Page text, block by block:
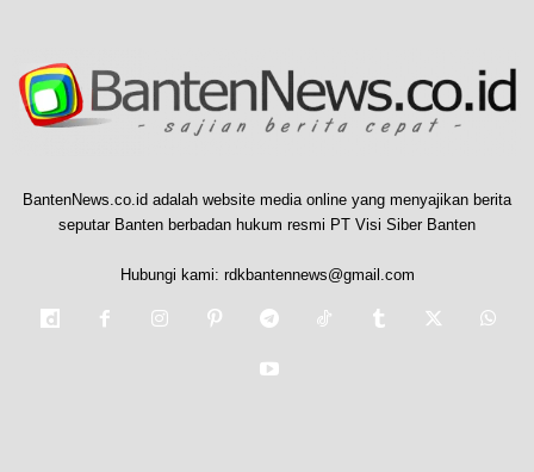
BantenNews.co.id adalah website media online yang menyajikan berita
seputar Banten berbadan hukum resmi PT Visi Siber Banten
Hubungi kami: rdkbantennews@gmail.com